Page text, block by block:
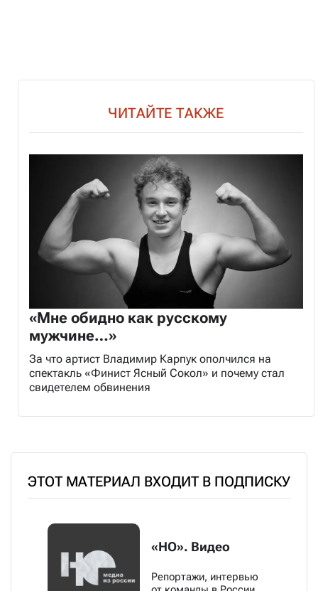
ЧИТАЙТЕ ТАКЖЕ
«Мне обидно как русскому
мужчине…»
За что артист Владимир Карпук ополчился на
спектакль «Финист Ясный Сокол» и почему стал
свидетелем обвинения
ЭТОТ МАТЕРИАЛ ВХОДИТ В ПОДПИСКУ
«НО». Видео
Репортажи, интервью